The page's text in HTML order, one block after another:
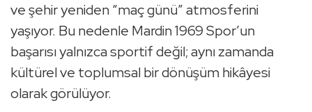
ve şehir yeniden “maç günü” atmosferini
yaşıyor. Bu nedenle Mardin 1969 Spor’un
başarısı yalnızca sportif değil; aynı zamanda
kültürel ve toplumsal bir dönüşüm hikâyesi
olarak görülüyor.